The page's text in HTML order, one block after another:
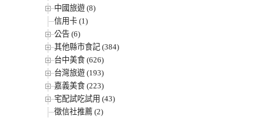
中國旅遊 (8)
信用卡 (1)
公告 (6)
其他縣市食記 (384)
台中美食 (626)
台灣旅遊 (193)
嘉義美食 (223)
宅配試吃試用 (43)
徵信社推薦 (2)